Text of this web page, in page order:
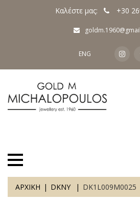
Καλέστε μας: +30
ENG
ΑΡΧΙΚΗ DKNY DK1L009M0025